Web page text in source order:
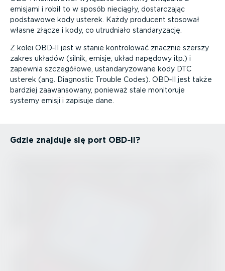
emisjami i robił to w sposób nieciągły, dostar­czając
podstawowe kody usterek. Każdy producent stosował
własne złącze i kody, co utrudniało standa­ry­zację.
Z kolei OBD‑II jest w stanie kontrolować znacznie szerszy
zakres układów (silnik, emisje, układ napędowy itp.) i
zapewnia szczegółowe, ustan­da­ry­zowane kody DTC
usterek (ang. Diagnostic Trouble Codes). OBD‑II jest także
bardziej zaawan­sowany, ponieważ stale monitoruje
systemy emisji i zapisuje dane.
Gdzie znajduje się port OBD‑II?